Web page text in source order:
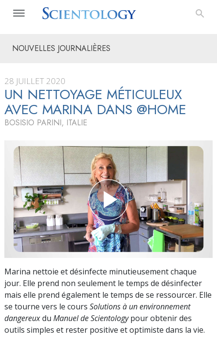
NOUVELLES JOURNALIÈRES
28 JUILLET 2020
UN NETTOYAGE MÉTICULEUX
AVEC MARINA DANS @HOME
BOSISIO PARINI, ITALIE
Marina nettoie et désinfecte minutieusement chaque
jour. Elle prend non seulement le temps de désinfecter
mais elle prend également le temps de se ressourcer. Elle
se tourne vers le cours Solutions à un environnement
dangereuxdu Manuel de Scientologypour obtenir des
outils simples et rester positive et optimiste dans la vie.